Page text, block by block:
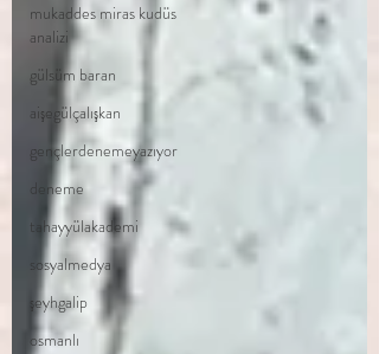
mukaddes miras kudüs
analizi
gülsüm baran
aişegülçalışkan
gençlerdenemeyazıyor
deneme
tahayyülakademi
sosyalmedya
şeyhgalip
osmanlı